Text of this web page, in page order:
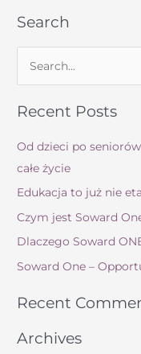
Search
u
d
l
a
:
Recent Posts
Od dzieci po
całe życie
Edukacja to już nie
Czym jest Soward
Dlaczego Soward
Soward One –
Recent
Archives